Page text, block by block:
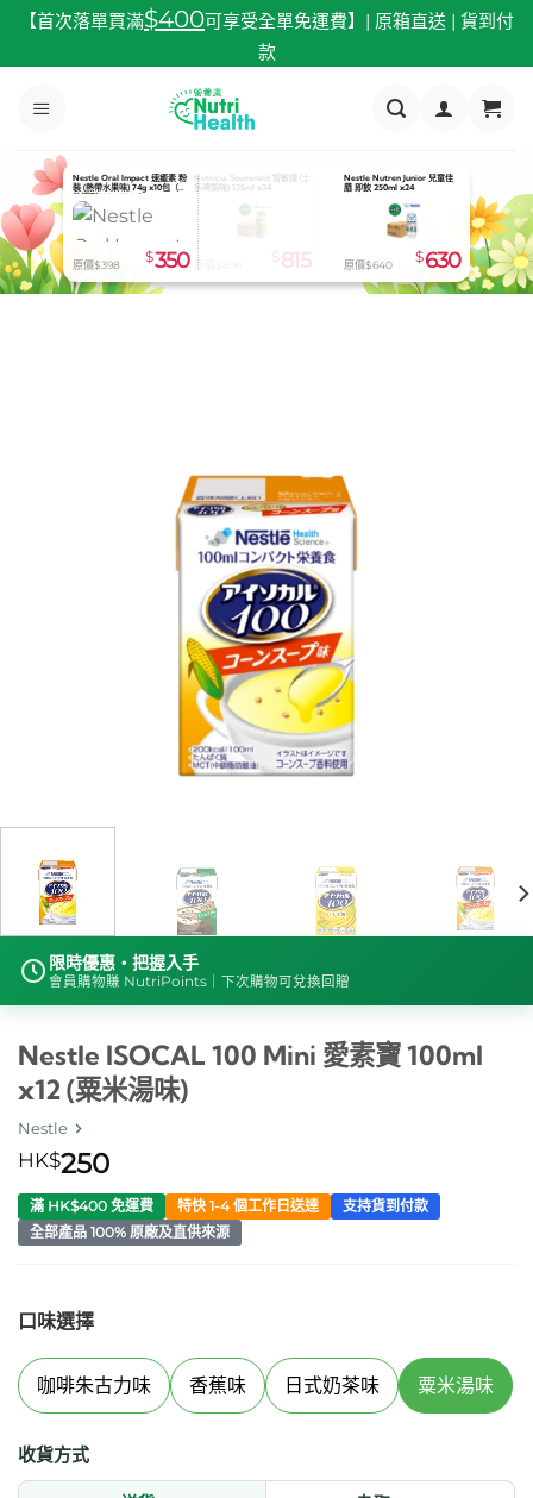
內
【首次落單買滿$400可享受全單免運費】| 原箱直送 | 貨到付
款
Nestle Oral Impact 速癒素 粉
裝 (熱帶水果味) 74g x10包（有
效期到2026.08.31）
原價$398 $350
JMS Feeding Bottle 餵食奶壺
600ml
$ 65
Fresenius Kabi Fresubin 2kcal
Drink 倍力康 (雜莓味) 200ml
原價$690 $680
限時優惠・把握入手
會員購物賺 NutriPoints｜下次購物可兌換回贈
Nestle ISOCAL 100 Mini 愛素寶 100ml
x12 (粟米湯味)
Nestle
HK$250
滿 HK$400 免運費 特快 1-4 個工作日送達
支持貨到付款
全部產品 100% 原廠及直供來源
口味選擇
咖啡朱古力味 香蕉味 日式奶茶味 粟米湯味
收貨方式